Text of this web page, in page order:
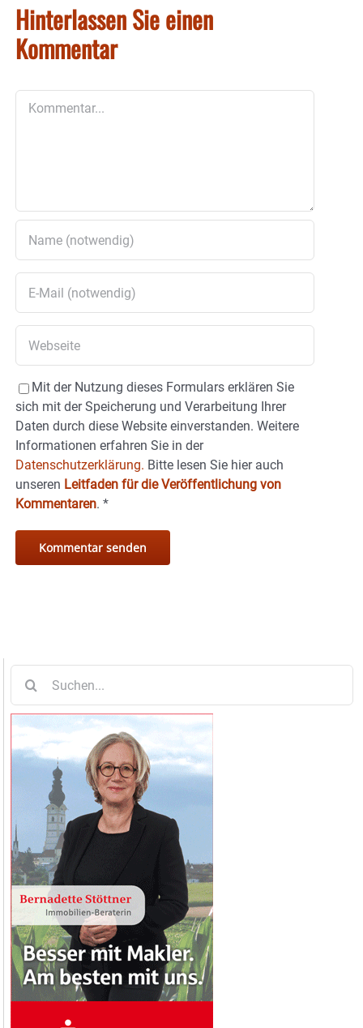
Hinterlassen Sie einen
Kommentar
Mit der Nutzung dieses Formulars erklären Sie
sich mit der Speicherung und Verarbeitung Ihrer
Daten durch diese Website einverstanden. Weitere
Informationen erfahren Sie in der
Datenschutzerklärung. Bitte lesen Sie hier auch
unseren Leitfaden für die Veröffentlichung von
Kommentaren. *
nach: